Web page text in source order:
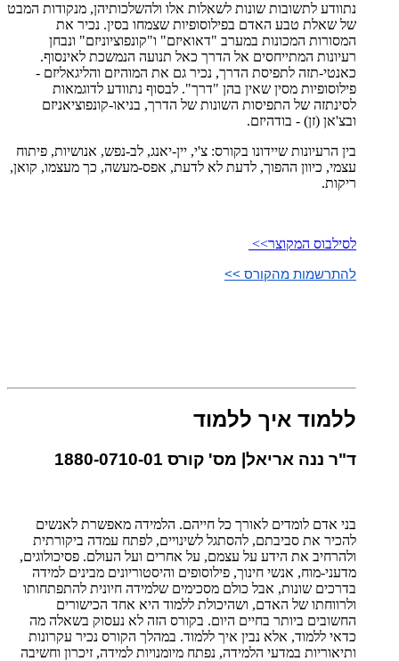
נתוודע לתשובות שונות לשאלות אלו ולהשלכותיהן, מנקודות המבט
של שאלת טבע האדם בפילוסופיות שצמחו בסין. נכיר את
המסורות המכונות במערב "דאואיזם" ו"קונפוציוניזם" ונבחן
רעיונות המתייחסים אל הדרך כאל תנועה הנמשכת לאינסוף.
כאנטי-תזה לתפיסת הדרך, נכיר גם את המוהיזם והליגאליזם -
פילוסופיות מסין שאין בהן "דרך". לבסוף נתוודע לדוגמאות
לסינתזה של התפיסות השונות של הדרך, בניאו-קונפוציאניזם
ובצ'אן (זן) - בודהיזם.
בין הרעיונות שיידונו בקורס: צ'י, יין-יאנג, לב-נפש, אנושיות, פיתוח
עצמי, כיוון ההפוך, לדעת לא לדעת, אפס-מעשה, כך מעצמו, קואן,
ריקות.
לסילבוס המקוצר>>
להתרשמות מהקורס >>
ללמוד איך ללמוד
ד"ר ננה אריאל| מס' קורס 1880-0710-01
בני אדם לומדים לאורך כל חייהם. הלמידה מאפשרת לאנשים
להכיר את סביבתם, להסתגל לשינויים, לפתח עמדה ביקורתית
ולהרחיב את הידע על עצמם, על אחרים ועל העולם. פסיכולוגים,
מדעני-מוח, אנשי חינוך, פילוסופים והיסטוריונים מבינים למידה
בדרכים שונות, אבל כולם מסכימים שלמידה חיונית להתפתחותו
ולרווחתו של האדם, ושהיכולת ללמוד היא אחד הכישורים
החשובים ביותר בחיים היום. בקורס הזה לא נעסוק בשאלה מה
כדאי ללמוד, אלא נבין איך ללמוד. במהלך הקורס נכיר עקרונות
ותיאוריות במדעי הלמידה, נפתח מיומנויות למידה, זיכרון וחשיבה